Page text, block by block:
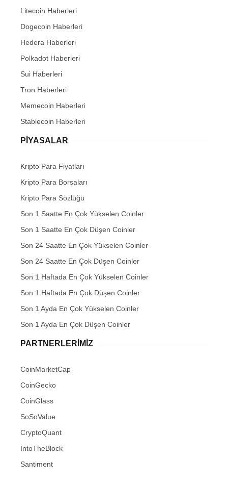
Litecoin Haberleri
Dogecoin Haberleri
Hedera Haberleri
Polkadot Haberleri
Sui Haberleri
Tron Haberleri
Memecoin Haberleri
Stablecoin Haberleri
PIYASALAR
Kripto Para Fiyatları
Kripto Para Borsaları
Kripto Para Sözlüğü
Son 1 Saatte En Çok Yükselen Coinler
Son 1 Saatte En Çok Düşen Coinler
Son 24 Saatte En Çok Yükselen Coinler
Son 24 Saatte En Çok Düşen Coinler
Son 1 Haftada En Çok Yükselen Coinler
Son 1 Haftada En Çok Düşen Coinler
Son 1 Ayda En Çok Yükselen Coinler
Son 1 Ayda En Çok Düşen Coinler
PARTNERLERIMIZ
CoinMarketCap
CoinGecko
CoinGlass
SoSoValue
CryptoQuant
IntoTheBlock
Santiment